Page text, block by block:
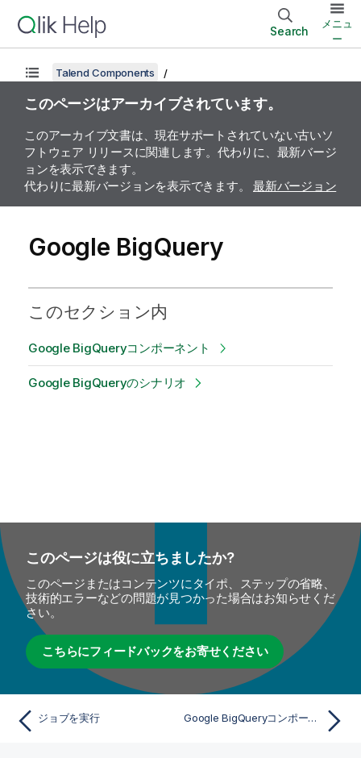
Search
メニュ
ー
Talend Components
このページはアーカイブされています。
このアーカイブ文書は、現在サポートされていない古いソ
フトウェア リリースに関連します。代わりに、最新バージ
ョンを表示できます。
代わりに最新バージョンを表示できます。 最新バージョン
Google BigQuery
このセクション内
Google BigQueryコンポーネント
Google BigQueryのシナリオ
このページは役に立ちましたか?
このページまたはコンテンツにタイポ、ステップの省略、
技術的エラーなどの問題が見つかった場合はお知らせくだ
さい。
こちらにフィードバックをお寄せください
ジョブを実行 Google BigQueryコンポーネント